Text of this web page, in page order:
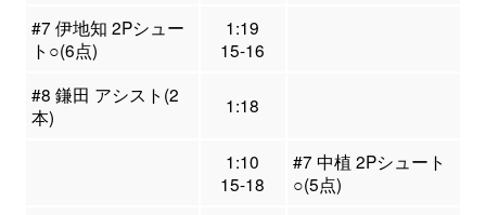
#7 伊地知 2Pシュー
ト○(6点)
1:19
15-16
#8 鎌田 アシスト(2
本)
1:18
1:10
15-18
#7 中植 2Pシュート
○(5点)